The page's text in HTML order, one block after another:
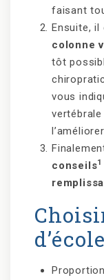
faisant
Ensuite, il
colonne
tôt
vous
conseils1
d’école